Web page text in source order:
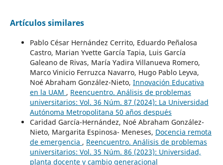
Artículos similares
Pablo César Hernández Cerrito, Eduardo Peñalosa
Castro, Marian Yvette García Tapia, Luis García
Galeano de Rivas, María Yadira Villanueva Romero,
Marco Vinicio Ferruzca Navarro, Hugo Pablo Leyva,
Noé Abraham González-Nieto, Innovación Educativa
en la UAM , Reencuentro. Análisis de problemas
universitarios: Vol. 36 Núm. 87 (2024): La Universidad
Autónoma Metropolitana 50 años después
Caridad García-Hernández, Noé Abraham González-
Nieto, Margarita Espinosa- Meneses, Docencia remota
de emergencia , Reencuentro. Análisis de problemas
universitarios: Vol. 35 Núm. 86 (2023): Universidad,
planta docente y cambio generacional